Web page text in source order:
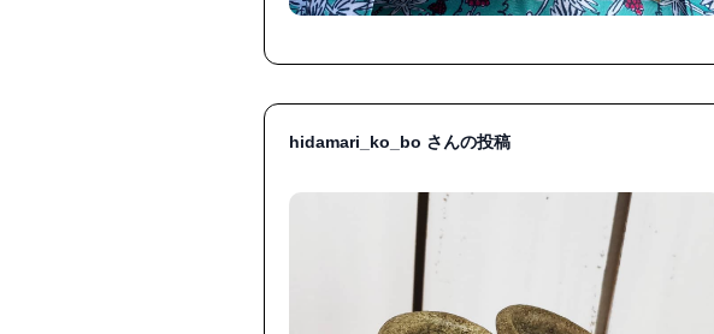
hidamari_ko_bo さんの投稿